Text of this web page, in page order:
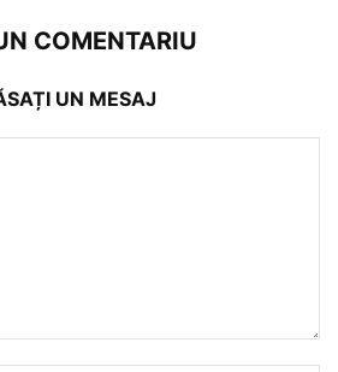
COMENTARIU
UN MESAJ